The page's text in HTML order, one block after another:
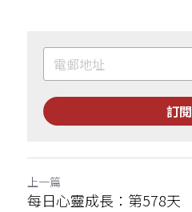
訂閱
上一篇
每日心靈成長：第578天